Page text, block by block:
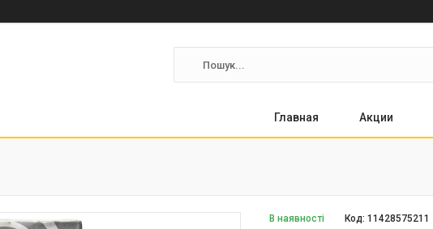
Главная Акции
В наявності Код:11428575211